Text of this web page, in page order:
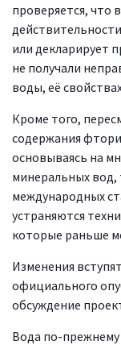
проверяется, что
или декларирует
не получали
воды, её
Кроме того,
содержания
основываясь на
минеральных вод,
международных
устраняются
которые раньше
Изменения
официального
обсуждение
Вода по-прежнему